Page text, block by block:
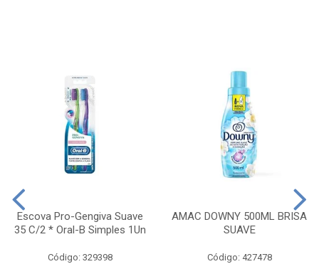
Escova Pro-Gengiva Suave
35 C/2 * Oral-B Simples 1Un
Código: 329398
AMAC DOWNY 500ML BRISA
SUAVE
Código: 427478